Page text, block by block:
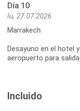
Día 10
lu, 27.07.2026
Marrakech
Desayuno en el hotel
aeropuerto para salida.
Incluido